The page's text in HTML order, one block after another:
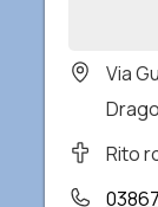
Via
Rito